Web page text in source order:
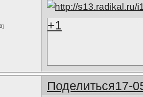
+1
Поделиться17-